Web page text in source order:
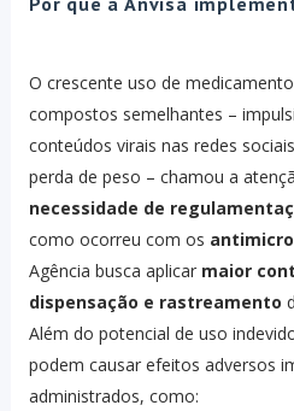
O crescente uso de
compostos semelhantes –
conteúdos virais nas redes
perda de peso – chamou a
necessidade de
como ocorreu com os
Agência busca aplicar maior
dispensação e rastreamento
Além do potencial de uso
podem causar efeitos adversos
administrados, como: